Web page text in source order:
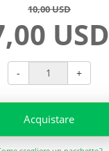
10,00 USD
USD
- +
Acquistare